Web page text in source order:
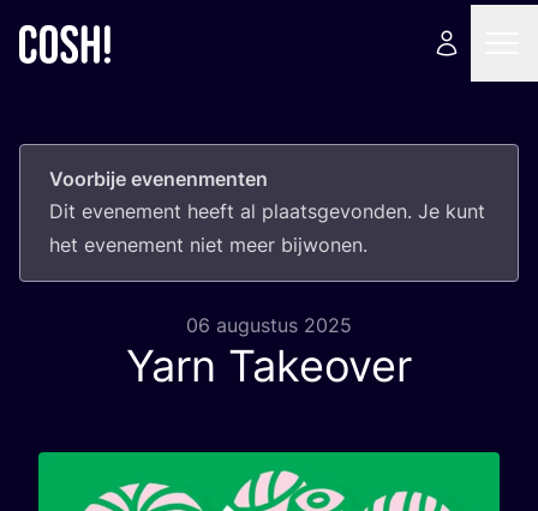
Voorbije evenenmenten
Dit eve­ne­ment heeft al plaats­ge­von­den. Je kunt
het eve­ne­ment niet meer bijwonen.
06 augustus 2025
Yarn Takeover